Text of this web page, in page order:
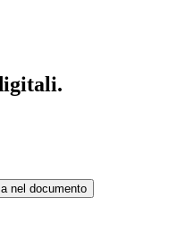
nel documento